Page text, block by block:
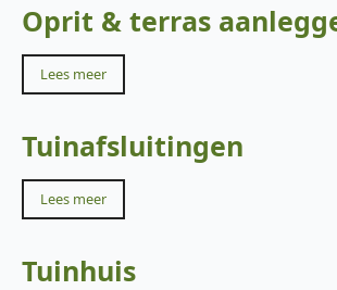
Oprit & terras
Lees meer
Tuinafsluitingen
Lees meer
Tuinhuis